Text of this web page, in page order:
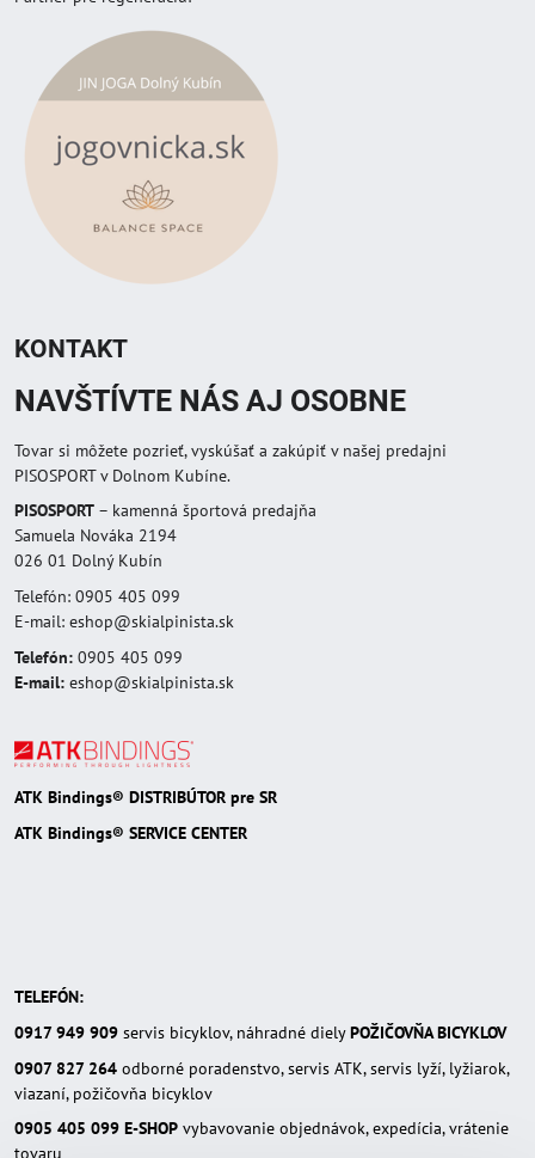
KONTAKT
NAVŠTÍVTE NÁS AJ OSOBNE
Tovar si môžete pozrieť, vyskúšať a zakúpiť v našej predajni
PISOSPORT v Dolnom Kubíne.
PISOSPORT – kamenná športová predajňa
Samuela Nováka 2194
026 01 Dolný Kubín
Telefón: 0905 405 099
E-mail: eshop@skialpinista.sk
Telefón: 0905 405 099
E-mail: eshop@skialpinista.sk
ATK Bindings® DISTRIBÚTOR pre SR
ATK Bindings® SERVICE CENTER
TELEFÓN:
0917 949 909 servis bicyklov, náhradné dielyPOŽIČOVŇA BICYKLOV
0907 827 264 odborné poradenstvo, servis ATK, servis lyží, lyžiarok,
viazaní, požičovňa bicyklov
0905 405 099 E-SHOP vybavovanie objednávok, expedícia, vrátenie
tovaru